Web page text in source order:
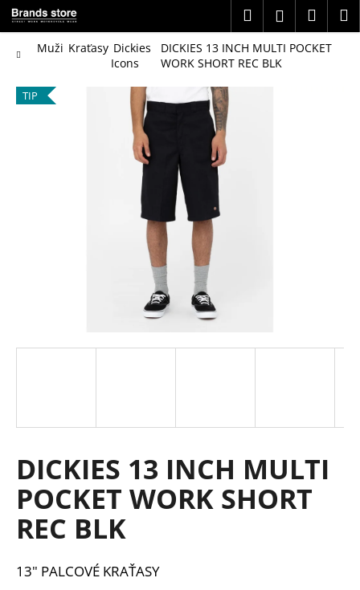
Přejít
na
obsah
HledatPřihlášení
košík
Domů
Muži Kraťasy Dickies
Icons
DICKIES 13 INCH MULTI POCKET
WORK SHORT REC BLK
DICKIES 13 INCH MULTI
POCKET WORK SHORT
REC BLK
13" PALCOVÉ KRAŤASY
TIP
K
o Zpět
Zpět
C
o
í
?